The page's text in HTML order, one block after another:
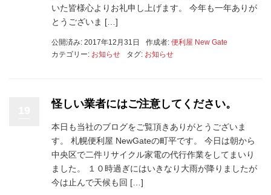
いた皆様心よりお礼申し上げます。 今年も一年ありが
とうございま […]
公開済み: 2017年12月31日 作成者: 便利屋 New Gate
カテゴリー: お知らせ タグ: お知らせ
怪しい業者にはご注意してください。
本日も当社のブログをご覧頂きありがとうございま
す。 札幌便利屋 NewGateの町平です。 今日は朝から
中央区で二件リサイクル家電の代行作業をしてまいり
ました。 １０時過ぎにはいきなり大雨が降りましたが
今は止んで天候も回 […]